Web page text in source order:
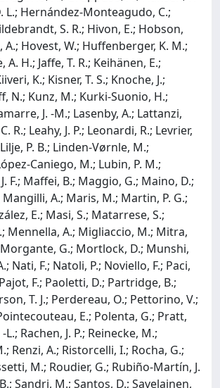
L.; Hernández-Monteagudo, C.;
S. R.; Hivon, E.; Hobson,
Hovest, W.; Huffenberger, K. M.;
A. H.; Jaffe, T. R.; Keihänen, E.;
K.; Kisner, T. S.; Knoche, J.;
N.; Kunz, M.; Kurki-Suonio, H.;
J. -M.; Lasenby, A.; Lattanzi,
R.; Leahy, J. P.; Leonardi, R.; Levrier,
P. B.; Linden-Vørnle, M.;
Caniego, M.; Lubin, P. M.;
F.; Maffei, B.; Maggio, G.; Maino, D.;
A.; Maris, M.; Martin, P. G.;
E.; Masi, S.; Matarrese, S.;
Mennella, A.; Migliaccio, M.; Mitra,
G.; Mortlock, D.; Munshi,
Nati, F.; Natoli, P.; Noviello, F.; Paci,
F.; Paoletti, D.; Partridge, B.;
T. J.; Perdereau, O.; Pettorino, V.;
E.; Polenta, G.; Pratt,
L.; Rachen, J. P.; Reinecke, M.;
Renzi, A.; Ristorcelli, I.; Rocha, G.;
M.; Roudier, G.; Rubiño-Martín, J.
Sandri, M.; Santos, D.; Savelainen,